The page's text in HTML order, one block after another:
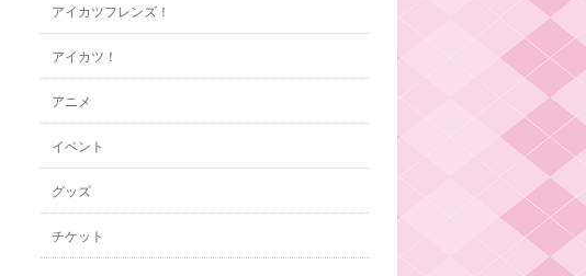
アイカツフレンズ！
アイカツ！
アニメ
イベント
グッズ
チケット